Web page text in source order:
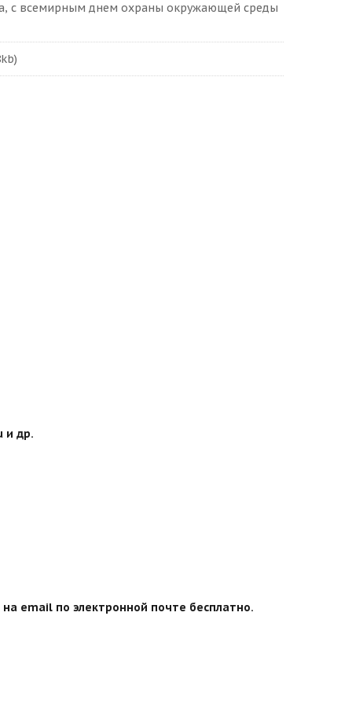
с всемирным днем охраны окружающей среды
и др.
email по электронной почте бесплатно.